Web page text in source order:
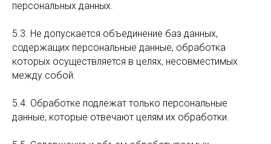
персональных данных.
5.3. Не допускается объединение баз данных,
содержащих персональные данные, обработка
которых осуществляется в целях, несовместимых
между собой.
5.4. Обработке подлежат только персональные
данные, которые отвечают целям их обработки.